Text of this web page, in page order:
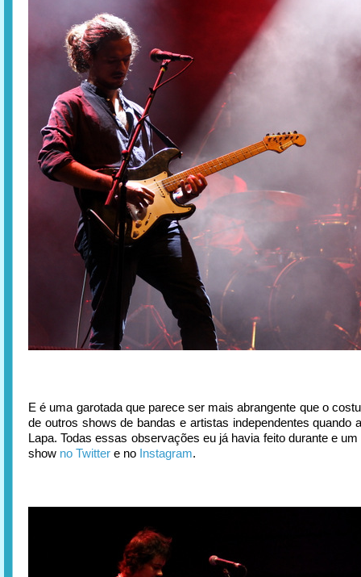
E é uma garotada que parece ser mais abrangente que o
de outros shows de bandas e artistas independentes quando
Lapa. Todas essas observações eu já havia feito durante e
show no Twitter e no Instagram.